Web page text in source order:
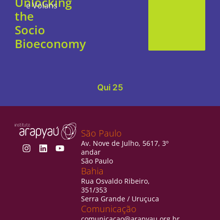
Qui 25
the
Socio
Bioeconomy
e Volans
São Paulo
Av. Nove de Julho, 5617, 3º
andar
São Paulo
Bahia
Rua Osvaldo Ribeiro,
351/353
Serra Grande / Uruçuca
Comunicação